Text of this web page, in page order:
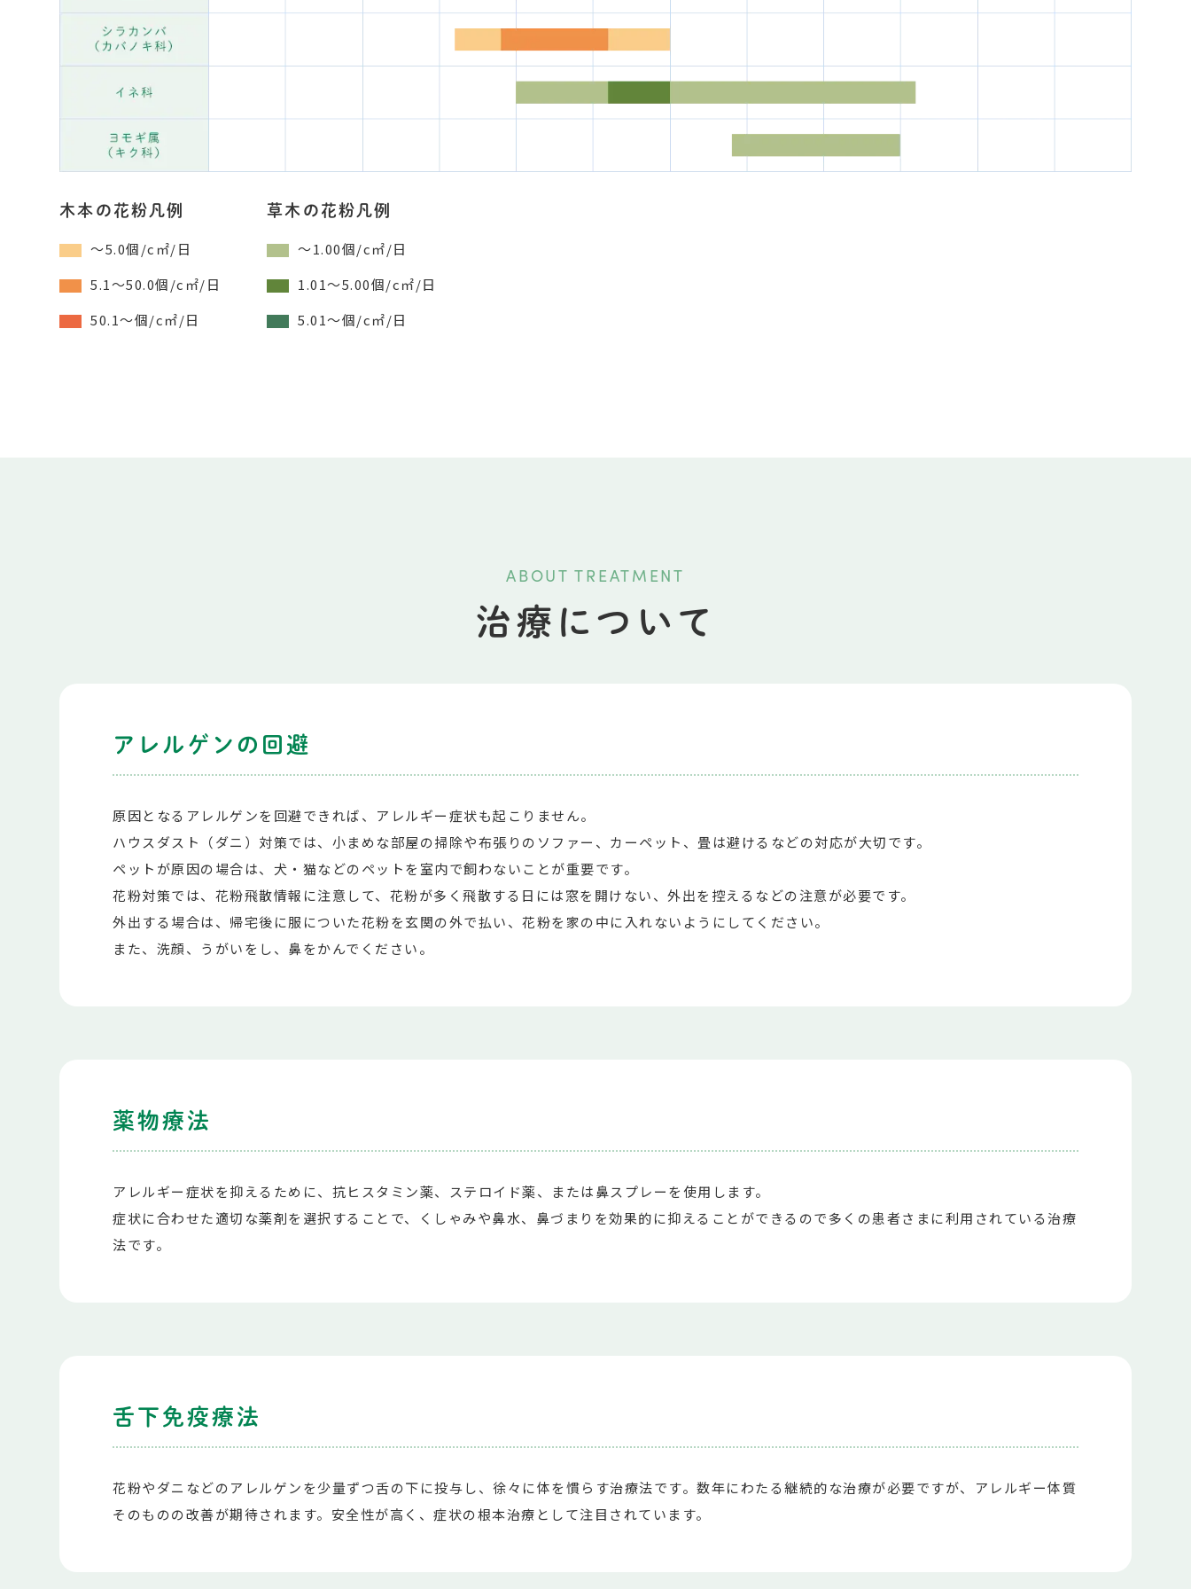
木本の花粉凡例
～5.0個/c㎡/日
5.1～50.0個/c㎡/日
50.1～個/c㎡/日
草木の花粉凡例
～1.00個/c㎡/日
1.01～5.00個/c㎡/日
5.01～個/c㎡/日
ABOUT TREATMENT
治療について
アレルゲンの回避
原因となるアレルゲンを回避できれば、アレルギー症状も起こりません。
ハウスダスト（ダニ）対策では、小まめな部屋の掃除や布張りのソファー、カーペット、畳は避けるなどの対応が大切です。
ペットが原因の場合は、犬・猫などのペットを室内で飼わないことが重要です。
花粉対策では、花粉飛散情報に注意して、花粉が多く飛散する日には窓を開けない、外出を控えるなどの注意が必要です。
外出する場合は、帰宅後に服についた花粉を玄関の外で払い、花粉を家の中に入れないようにしてください。
また、洗顔、うがいをし、鼻をかんでください。
薬物療法
アレルギー症状を抑えるために、抗ヒスタミン薬、ステロイド薬、または鼻スプレーを使用します。
症状に合わせた適切な薬剤を選択することで、くしゃみや鼻水、鼻づまりを効果的に抑えることができるので多くの患者さまに利用されている治療
法です。
舌下免疫療法
花粉やダニなどのアレルゲンを少量ずつ舌の下に投与し、徐々に体を慣らす治療法です。数年にわたる継続的な治療が必要ですが、アレルギー体質
そのものの改善が期待されます。安全性が高く、症状の根本治療として注目されています。